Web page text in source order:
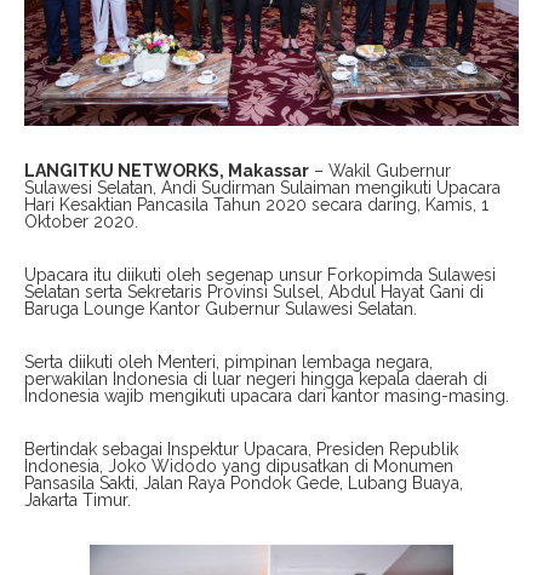
LANGITKU NETWORKS, Makassar – Wakil Gubernur
Sulawesi Selatan, Andi Sudirman Sulaiman mengikuti Upacara
Hari Kesaktian Pancasila Tahun 2020 secara daring, Kamis, 1
Oktober 2020.
Upacara itu diikuti oleh segenap unsur Forkopimda Sulawesi
Selatan serta Sekretaris Provinsi Sulsel, Abdul Hayat Gani di
Baruga Lounge Kantor Gubernur Sulawesi Selatan.
Serta diikuti oleh Menteri, pimpinan lembaga negara,
perwakilan Indonesia di luar negeri hingga kepala daerah di
Indonesia wajib mengikuti upacara dari kantor masing-masing.
Bertindak sebagai Inspektur Upacara, Presiden Republik
Indonesia, Joko Widodo yang dipusatkan di Monumen
Pansasila Sakti, Jalan Raya Pondok Gede, Lubang Buaya,
Jakarta Timur.